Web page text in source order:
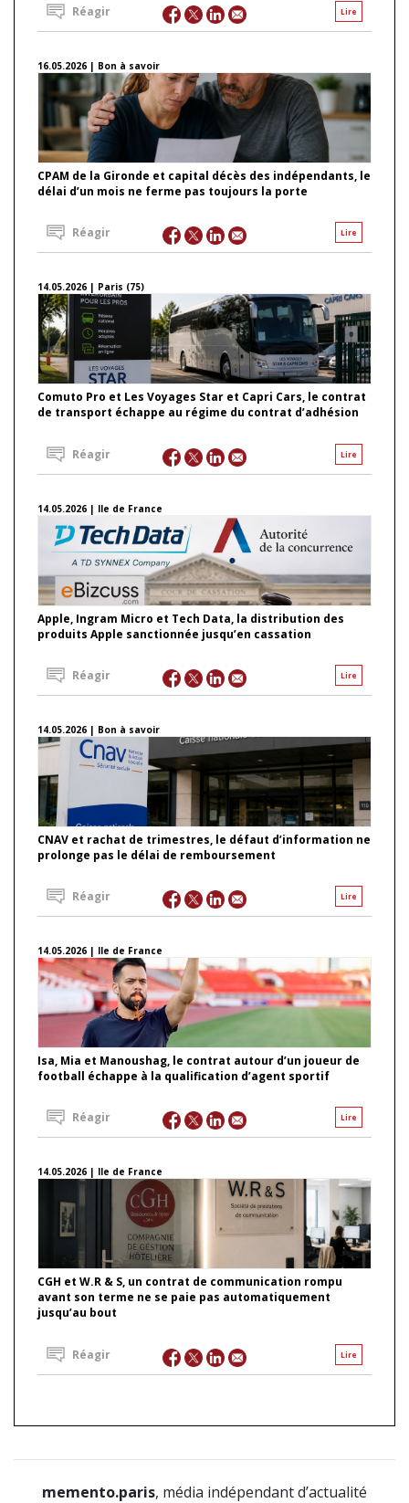
Lire
Réagir
16.05.2026 | Bon à savoir
CPAM de la Gironde et capital décès des indépendants, le
délai d’un mois ne ferme pas toujours la porte
Lire
Réagir
14.05.2026 | Paris (75)
Comuto Pro et Les Voyages Star et Capri Cars, le contrat
de transport échappe au régime du contrat d’adhésion
Lire
Réagir
14.05.2026 | Ile de France
Apple, Ingram Micro et Tech Data, la distribution des
produits Apple sanctionnée jusqu’en cassation
Lire
Réagir
14.05.2026 | Bon à savoir
CNAV et rachat de trimestres, le défaut d’information ne
prolonge pas le délai de remboursement
Lire
Réagir
14.05.2026 | Ile de France
Isa, Mia et Manoushag, le contrat autour d’un joueur de
football échappe à la qualification d’agent sportif
Lire
Réagir
14.05.2026 | Ile de France
CGH et W.R & S, un contrat de communication rompu
avant son terme ne se paie pas automatiquement
jusqu’au bout
Lire
Réagir
memento.paris, média indépendant d’actualité